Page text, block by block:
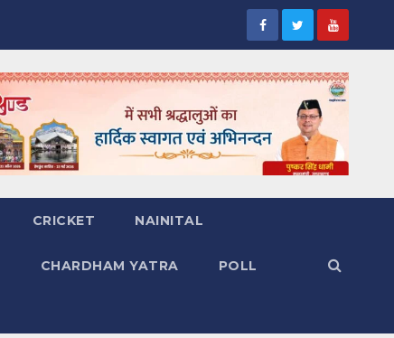
CRICKET NAINITAL
CHARDHAM YATRA POLL